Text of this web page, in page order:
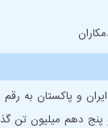
به رقم 10 میلیارد دلار